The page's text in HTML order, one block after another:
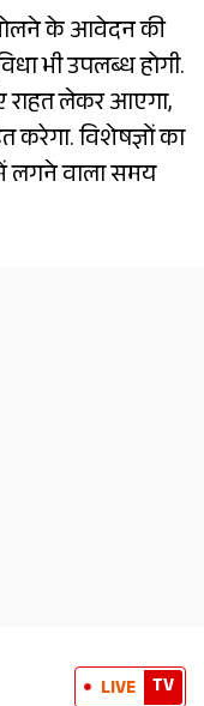
के आवेदन की
भी उपलब्ध होगी.
राहत लेकर आएगा,
करेगा. विशेषज्ञों का
लगने वाला समय
LIVE TV